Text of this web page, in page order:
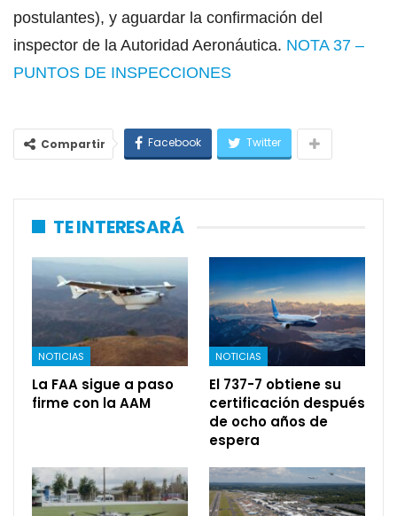
postulantes), y aguardar la confirmación del
inspector de la Autoridad Aeronáutica. NOTA 37 –
PUNTOS DE INSPECCIONES
Compartir Facebook Twitter
TE INTERESARÁ
NOTICIAS
La FAA sigue a paso
firme con la AAM
NOTICIAS
El 737-7 obtiene su
certificación después
de ocho años de
espera